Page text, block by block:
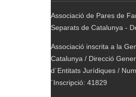
Associació de Pares de
Separats de Catalunya -
Associació inscrita a la
Catalunya / Direcció
d´Entitats Jurídiques /
´Inscripció: 41829